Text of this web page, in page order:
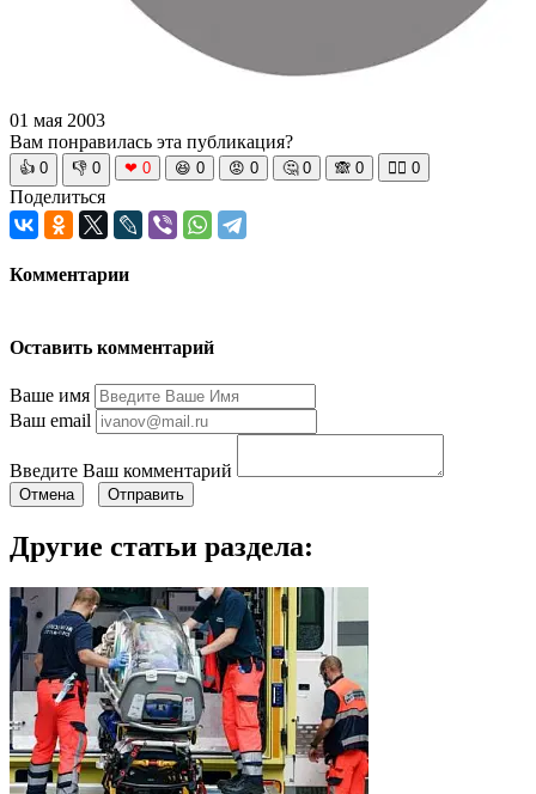
01 мая 2003
Вам понравилась эта публикация?
👍 0 👎 0 ❤ 0 😆 0 😡 0 🤔 0 🙈 0 🧘‍♀️ 0
Поделиться
Комментарии
Оставить комментарий
Ваше имя
Ваш email
Введите Ваш комментарий
Отмена Отправить
Другие статьи раздела: